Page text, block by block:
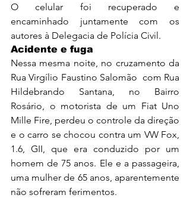
O celular foi recuperado e
encaminhado juntamente com os
autores à Delegacia de Polícia Civil.
Acidente e fuga
Nessa mesma noite, no cruzamento da
Rua Virgílio Faustino Salomão  com Rua
Hildebrando Santana, no Bairro
Rosário, o motorista de um Fiat Uno
Mille Fire, perdeu o controle da direção
e o carro se chocou contra um VW Fox,
1.6, GII, que era conduzido por um
homem de 75 anos. Ele e a passageira,
uma mulher de 65 anos, aparentemente
não sofreram ferimentos.